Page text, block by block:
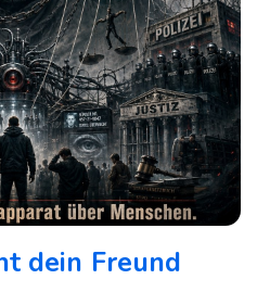
dein Freund